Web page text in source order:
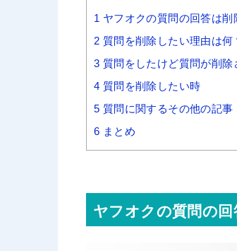
1 ヤフオクの質問の回答は削
2 質問を削除したい理由は何
3 質問をしたけど質問が削除
4 質問を削除したい時
5 質問に関するその他の記事
6 まとめ
ヤフオクの質問の